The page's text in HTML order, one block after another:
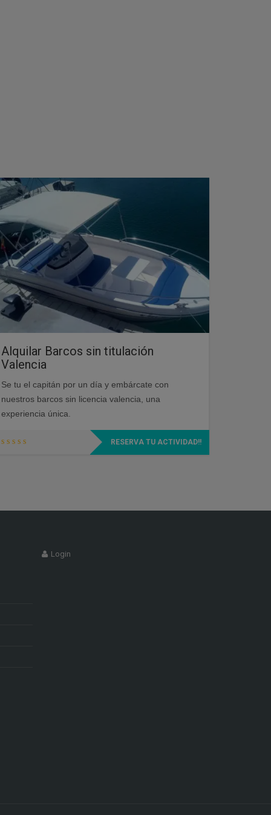
Alquilar Barcos sin titulación
Valencia
Se tu el capitán por un día y embárcate con
nuestros barcos sin licencia valencia, una
experiencia única.
RESERVA TU ACTIVIDAD!!
Login